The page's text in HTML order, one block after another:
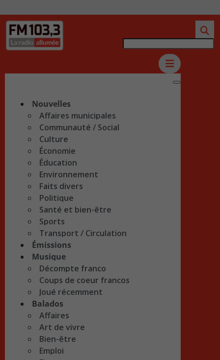
Nouvelles
Affaires municipales
Communauté / Social
Culture
Économie
Éducation
Environnement
Faits divers
Politique
Santé et bien-être
Sports
Transport / Circulation
Émissions
Musique
Décompte franco
Coups de coeur francos
Joué récemment
Balados
Affaires
Art de vivre
Bien-être
Emploi